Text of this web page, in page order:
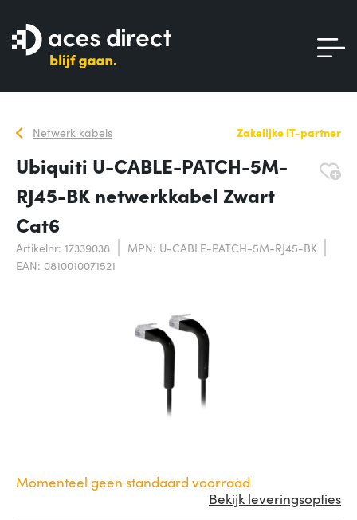
Netwerk kabels Zakelijke IT-partner
Ubiquiti U-CABLE-PATCH-5M-
RJ45-BK netwerkkabel Zwart
Cat6
Artikelnr: 17339038
MPN: U-CABLE-PATCH-5M-RJ45-BK
EAN: 0810010071521
Momenteel geen standaard voorraad
Bekijk leveringsopties